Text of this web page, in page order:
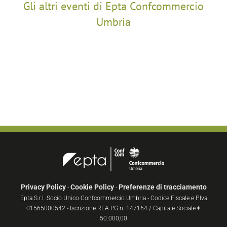
Gli altri eventi di Epta Confcommercio
Umbria
Privacy Policy- Cookie Policy- Preferenze di tracciamento
Epta S.r.l. Socio Unico Confcommercio Umbria - Codice Fiscale e P.Iva
01565000542 - Iscrizione REA PG n. 147164 / Capitale Sociale €
50.000,00